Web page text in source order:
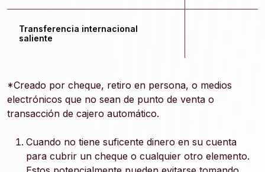
Transferencia internacional
saliente
*Creado por cheque, retiro en persona, o medios
electrónicos que no sean de punto de venta o
transacción de cajero automático.
Cuando no tiene suficente dinero en su cuenta
para cubrir un cheque o cualquier otro elemento.